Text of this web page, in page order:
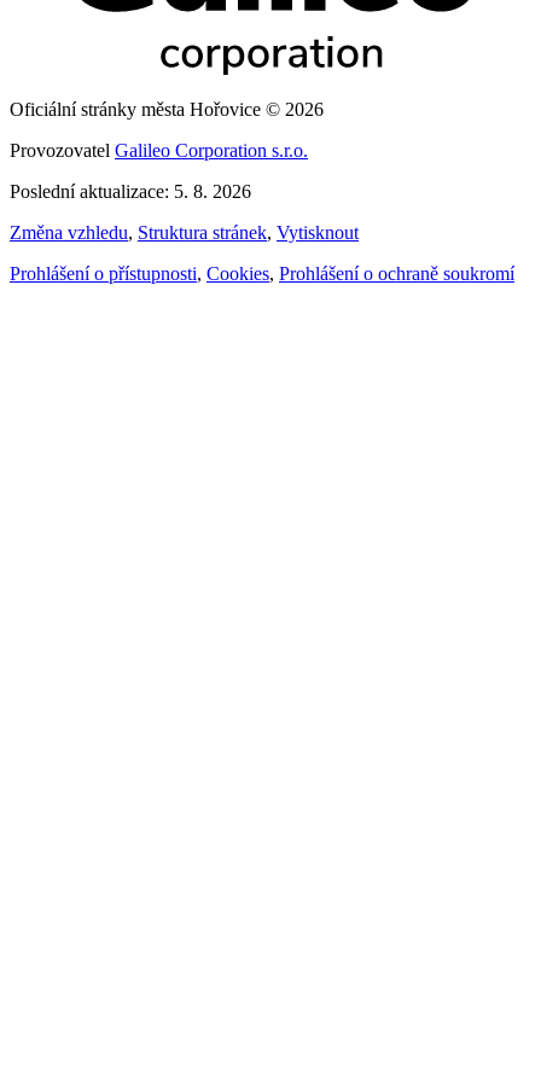
Oficiální stránky města Hořovice © 2026
Provozovatel Galileo Corporation s.r.o.
Poslední aktualizace: 5. 8. 2026
Změna vzhledu, Struktura stránek, Vytisknout
Prohlášení o přístupnosti, Cookies, Prohlášení o ochraně soukromí